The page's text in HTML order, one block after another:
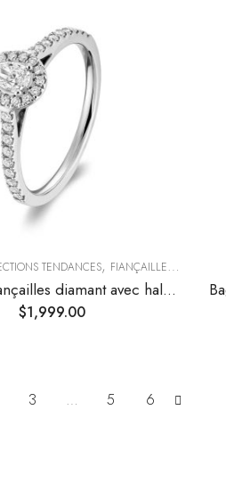
TENDANCES, FIANÇAILLES & ALLIANCES
Bague de fiançailles diamant avec halo en forme de goutte d’eau
$1,999.00
3 … 5 6